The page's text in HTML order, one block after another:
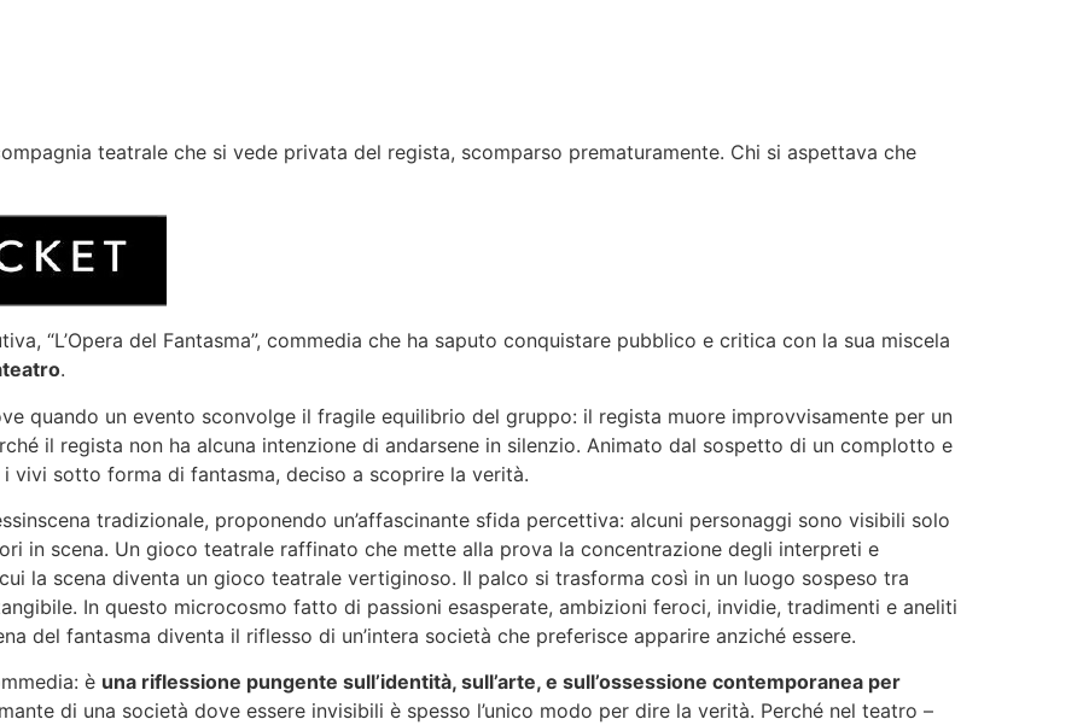
teatrale che si vede privata del regista, scomparso prematuramente. Chi si aspettava che
“L’Opera del Fantasma”, commedia che ha saputo conquistare pubblico e critica con la sua miscela
.
quando un evento sconvolge il fragile equilibrio del gruppo: il regista muore improvvisamente per un
il regista non ha alcuna intenzione di andarsene in silenzio. Animato dal sospetto di un complotto e
vivi sotto forma di fantasma, deciso a scoprire la verità.
tradizionale, proponendo un’affascinante sfida percettiva: alcuni personaggi sono visibili solo
in scena. Un gioco teatrale raffinato che mette alla prova la concentrazione degli interpreti e
la scena diventa un gioco teatrale vertiginoso. Il palco si trasforma così in un luogo sospeso tra
In questo microcosmo fatto di passioni esasperate, ambizioni feroci, invidie, tradimenti e aneliti
del fantasma diventa il riflesso di un’intera società che preferisce apparire anziché essere.
è una riflessione pungente sull’identità, sull’arte, e sull’ossessione contemporanea per
di una società dove essere invisibili è spesso l’unico modo per dire la verità. Perché nel teatro –